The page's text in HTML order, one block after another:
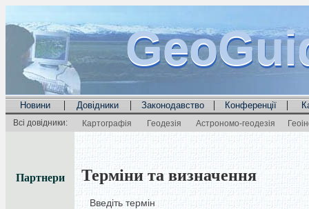
Новини | Довідники | Законодавство | Конференції |
Всі довідники: Картографія Геодезія Астрономо-геодезія
Партнери Терміни та визначення
Введіть термін